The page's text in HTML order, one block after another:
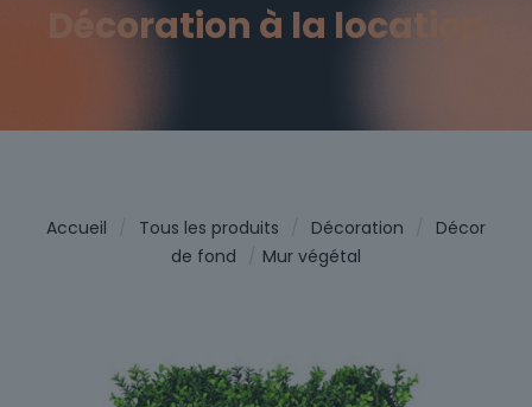
Décoration à la location
Accueil Tous les produits Décoration
Décor
de fond
Mur végétal